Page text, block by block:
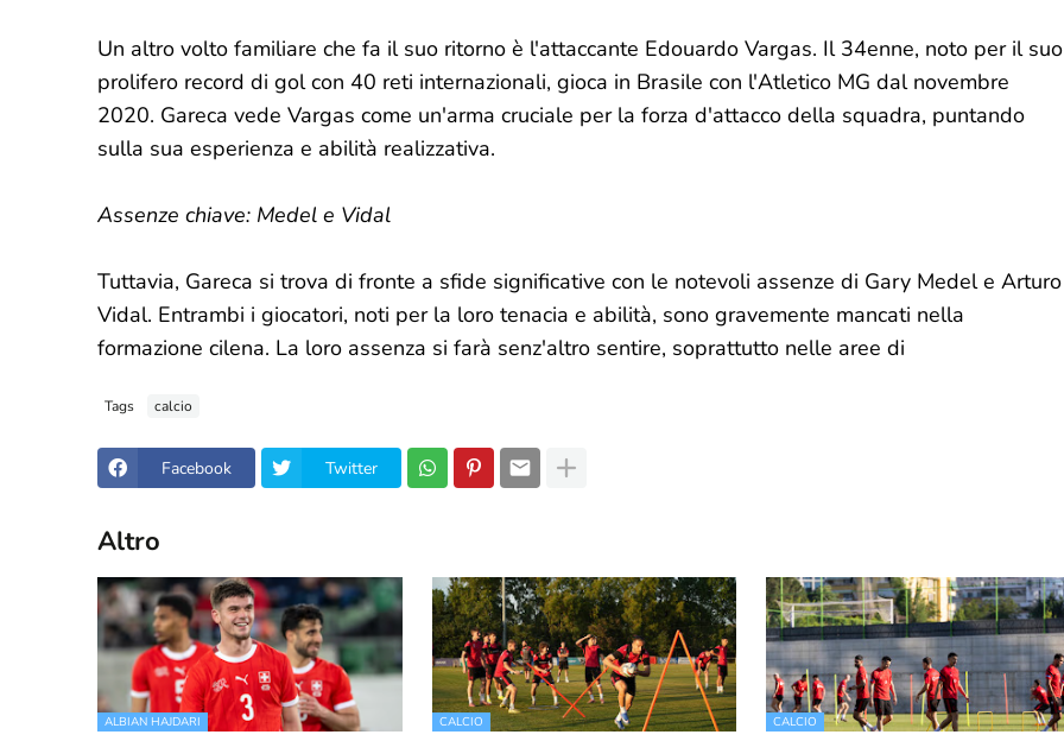
Un altro volto familiare che fa il suo ritorno è l'attaccante Edouardo Vargas. Il 34enne, noto per il suo
prolifero record di gol con 40 reti internazionali, gioca in Brasile con l'Atletico MG dal novembre
2020. Gareca vede Vargas come un'arma cruciale per la forza d'attacco della squadra, puntando
sulla sua esperienza e abilità realizzativa.
Assenze chiave: Medel e Vidal
Tuttavia, Gareca si trova di fronte a sfide significative con le notevoli assenze di Gary Medel e Arturo
Vidal. Entrambi i giocatori, noti per la loro tenacia e abilità, sono gravemente mancati nella
formazione cilena. La loro assenza si farà senz'altro sentire, soprattutto nelle aree di
Tags calcio
Facebook Twitter
Altro
ALBIAN HAJDARI CALCIO CALCIO